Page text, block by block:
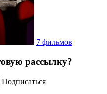
7 фильмов
рассылку?
Подписаться